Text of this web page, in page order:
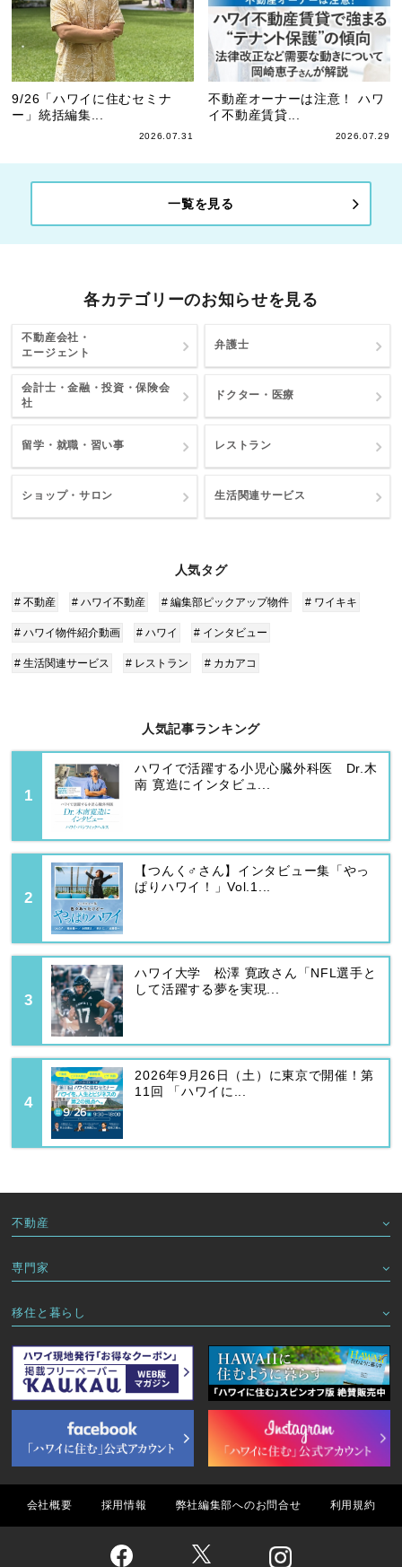
9/26「ハワイに住むセミナ
ー」統括編集...
2026.07.31
不動産オーナーは注意！ ハワ
イ不動産賃貸...
2026.07.29
一覧を見る
各カテゴリーのお知らせを見る
不動産会社・
エージェント
弁護士
会計士・金融・投資・保険会
社
ドクター・医療
留学・就職・習い事 レストラン
ショップ・サロン 生活関連サービス
人気タグ
# 不動産 # ハワイ不動産 # 編集部ピックアップ物件 # ワイキキ
# ハワイ物件紹介動画 # ハワイ # インタビュー
# 生活関連サービス # レストラン # カカアコ
人気記事ランキング
ハワイで活躍する小児心臓外科医 Dr.木
南 寛造にインタビュ...
【つんく♂さん】インタビュー集「やっ
ぱりハワイ！」Vol.1...
ハワイ大学 松澤 寛政さん「NFL選手と
して活躍する夢を実現...
2026年9月26日（土）に東京で開催！第
11回 「ハワイに...
不動産
専門家
移住と暮らし
会社概要 採用情報 弊社編集部へのお問合せ 利用規約